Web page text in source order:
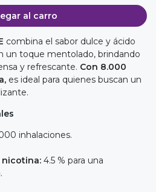
al carro
combina el sabor dulce y ácido
un toque mentolado, brindando
y refrescante. Con 8.000
es ideal para quienes buscan un
inhalaciones.
nicotina: 4.5 % para una